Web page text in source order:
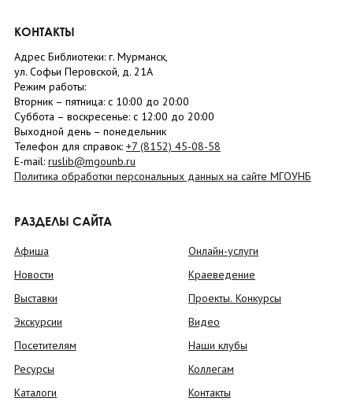
КОНТАКТЫ
Адрес Библиотеки: г. Мурманск,
ул. Софьи Перовской, д. 21А
Режим работы:
Вторник – пятница: с 10:00 до 20:00
Суббота – воскресенье: c 12:00 до 20:00
Выходной день – понедельник
Телефон для справок: +7 (8152) 45-08-58
E-mail: ruslib@mgounb.ru
Политика обработки персональных данных на сайте МГОУНБ
РАЗДЕЛЫ САЙТА
Афиша
Новости
Выставки
Экскурсии
Посетителям
Ресурсы
Каталоги
Онлайн-услуги
Краеведение
Проекты. Конкурсы
Видео
Наши клубы
Коллегам
Контакты